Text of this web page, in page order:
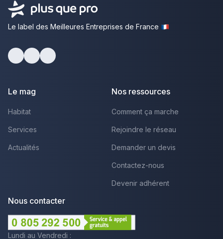
Le label des Meilleures Entreprises de France
Le mag
Habitat
Services
Actualités
Nos ressources
Comment ça marche
Rejoindre le réseau
Demander un devis
Contactez-nous
Devenir adhérent
Nous contacter
Lundi au Vendredi :